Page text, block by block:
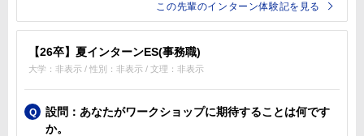
この先輩のインターン体験記を見る
【26卒】夏インターンES(事務職)
大学：非表示 / 性別：非表示 / 文理：非表示
設問：あなたがワークショップに期待することは何です
か。